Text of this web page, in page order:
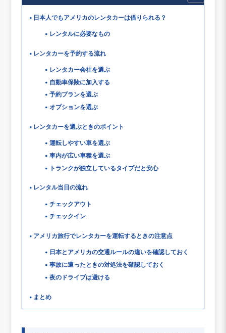
日本人でもアメリカのレンタカーは借りられる？
レンタルに必要なもの
レンタカーを予約する流れ
レンタカー会社を選ぶ
自動車保険に加入する
予約プランを選ぶ
オプションを選ぶ
レンタカーを選ぶときのポイント
運転しやすい車を選ぶ
車内が広い車種を選ぶ
トランクが独立しているタイプだと安心
レンタル当日の流れ
チェックアウト
チェックイン
アメリカ旅行でレンタカーを運転するときの注意点
日本とアメリカの交通ルールの違いを確認しておく
事故に遭ったときの対処法を確認しておく
夜のドライブは避ける
まとめ